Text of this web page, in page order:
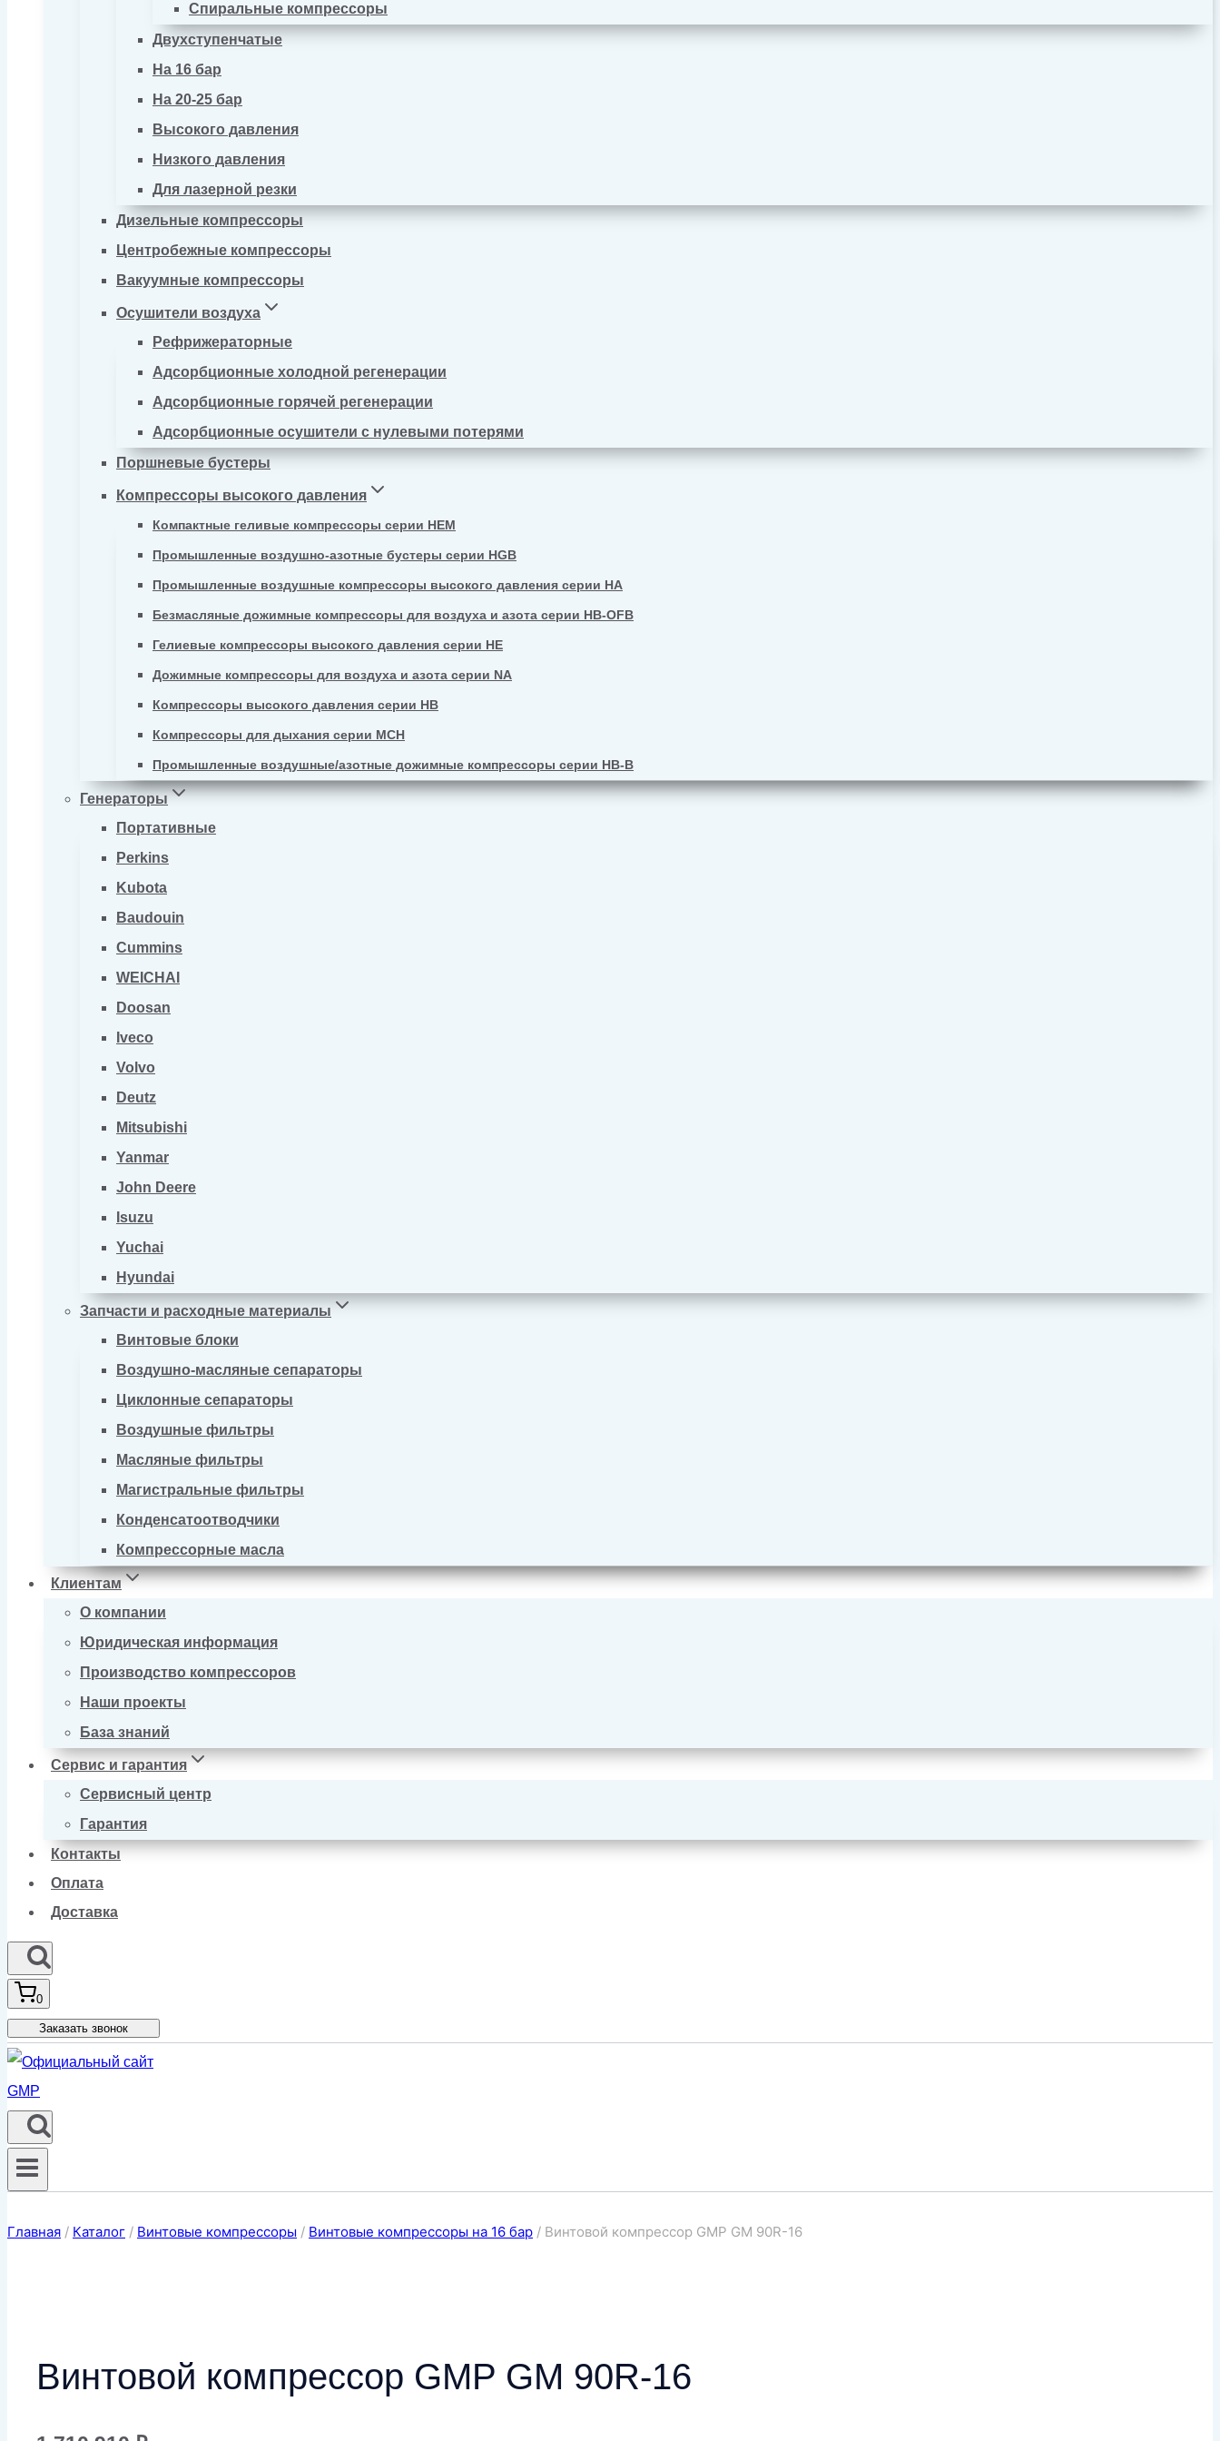
Спиральные компрессоры
Двухступенчатые
На 16 бар
На 20-25 бар
Высокого давления
Низкого давления
Для лазерной резки
Дизельные компрессоры
Центробежные компрессоры
Вакуумные компрессоры
Осушители воздуха
Рефрижераторные
Адсорбционные холодной регенерации
Адсорбционные горячей регенерации
Адсорбционные осушители с нулевыми потерями
Поршневые бустеры
Компрессоры высокого давления
Компактные геливые компрессоры серии HEM
Промышленные воздушно-азотные бустеры серии HGB
Промышленные воздушные компрессоры высокого давления серии HA
Безмасляные дожимные компрессоры для воздуха и азота серии HB-OFB
Гелиевые компрессоры высокого давления серии HE
Дожимные компрессоры для воздуха и азота серии NA
Компрессоры высокого давления серии HB
Компрессоры для дыхания серии MCH
Промышленные воздушные/азотные дожимные компрессоры серии HB-B
Генераторы
Портативные
Perkins
Kubota
Baudouin
Cummins
WEICHAI
Doosan
Iveco
Volvo
Deutz
Mitsubishi
Yanmar
John Deere
Isuzu
Yuchai
Hyundai
Запчасти и расходные материалы
Винтовые блоки
Воздушно-масляные сепараторы
Циклонные сепараторы
Воздушные фильтры
Масляные фильтры
Магистральные фильтры
Конденсатоотводчики
Компрессорные масла
Клиентам
О компании
Юридическая информация
Производство компрессоров
Наши проекты
База знаний
Сервис и гарантия
Сервисный центр
Гарантия
Контакты
Оплата
Доставка
0
Заказать звонок
Главная / Каталог / Винтовые компрессоры / Винтовые компрессоры на 16 бар / Винтовой компрессор GMP GM 90R-16
Винтовой компрессор GMP GM 90R-16